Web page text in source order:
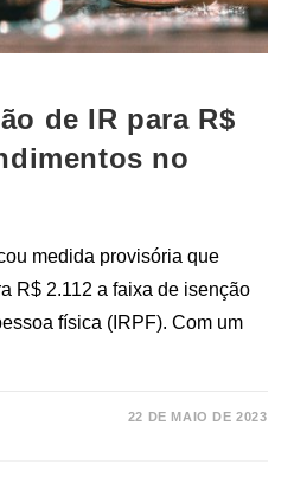
de IR para R$
no
medida provisória que
R$ 2.112 a faixa de isenção
física (IRPF). Com um
22 DE MAIO DE 2023